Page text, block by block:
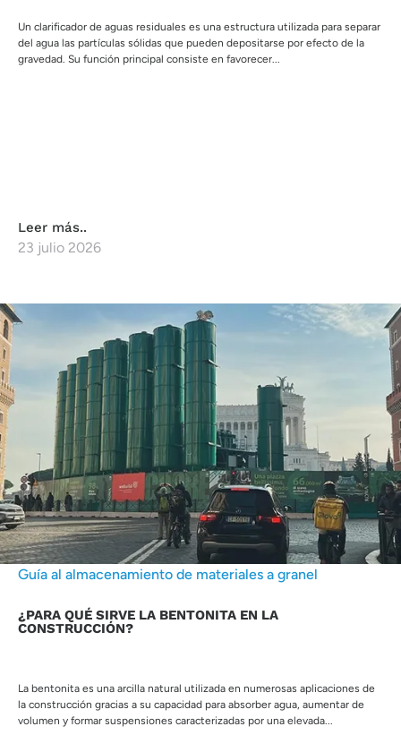
Un clarificador de aguas residuales es una estructura utilizada para separar
del agua las partículas sólidas que pueden depositarse por efecto de la
gravedad. Su función principal consiste en favorecer...
Leer más..
23 julio 2026
Guía al almacenamiento de materiales a granel
¿PARA QUÉ SIRVE LA BENTONITA EN LA
CONSTRUCCIÓN?
La bentonita es una arcilla natural utilizada en numerosas aplicaciones de
la construcción gracias a su capacidad para absorber agua, aumentar de
volumen y formar suspensiones caracterizadas por una elevada...